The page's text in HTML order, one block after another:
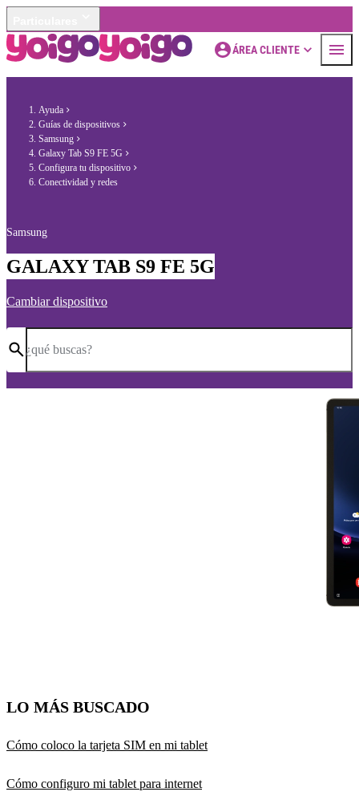
ÁREA CLIENTE
Ayuda
Guías de dispositivos
Samsung
Galaxy Tab S9 FE 5G
Configura tu dispositivo
Conectividad y redes
Samsung
GALAXY TAB S9 FE 5G
Cambiar dispositivo
¿qué buscas?
LO MÁS BUSCADO
Cómo coloco la tarjeta SIM en mi tablet
Cómo configuro mi tablet para internet